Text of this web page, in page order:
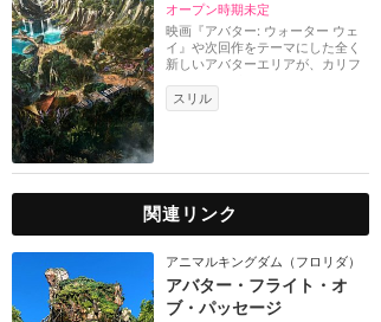
オープン時期未定
映画『アバター: ウォーター ウェ
イ』や次回作をテーマにした全く
新しいアバターエリアが、カリフ
スリル
関連リンク
アニマルキングダム（フロリダ）
アバター・フライト・オ
ブ・パッセージ